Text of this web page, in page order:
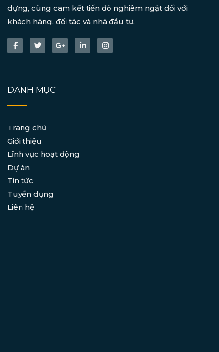
dựng, cùng cam kết tiến độ nghiêm ngặt đối với
khách hàng, đối tác và nhà đầu tư.
DANH MỤC
Trang chủ
Giới thiệu
Lĩnh vực hoạt động
Dự án
Tin tức
Tuyển dụng
Liên hệ